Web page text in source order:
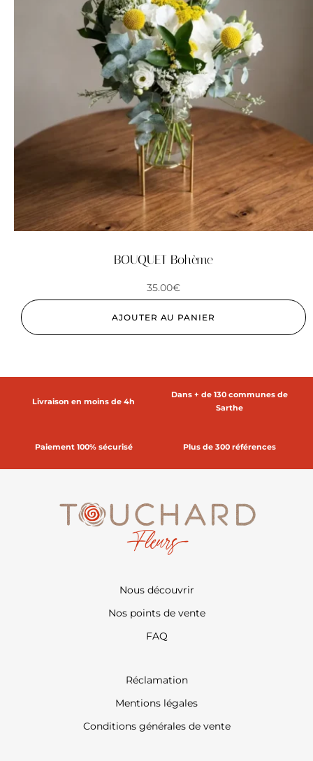
BOUQUET Bohème
35.00€
AJOUTER AU PANIER
Livraison en moins de 4h
Dans + de 130 communes de
Sarthe
Paiement 100% sécurisé Plus de 300 références
Nous découvrir
Nos points de vente
FAQ
Réclamation
Mentions légales
Conditions générales de vente